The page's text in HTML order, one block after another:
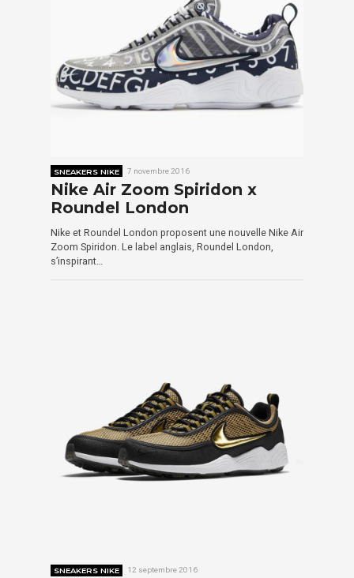
SNEAKERS NIKE 7 novembre 2016
Nike Air Zoom Spiridon x
Roundel London
Nike et Roundel London proposent une nouvelle Nike Air
Zoom Spiridon. Le label anglais, Roundel London,
s’inspirant…
SNEAKERS NIKE 12 septembre 2016